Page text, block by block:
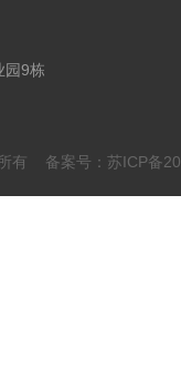
园9栋
所有 备案号：苏ICP备